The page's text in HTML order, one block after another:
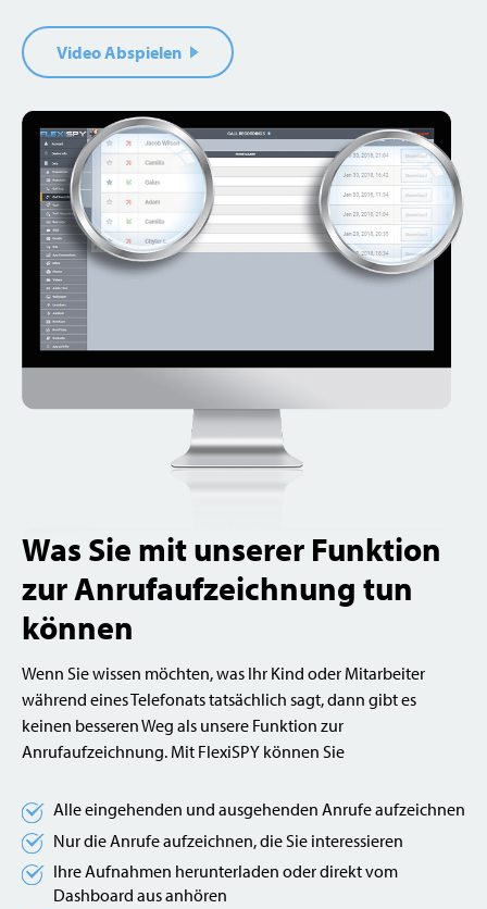
Video Abspielen
Was Sie mit unserer Funktion
zur Anrufaufzeichnung tun
können
Wenn Sie wissen möchten, was Ihr Kind oder Mitarbeiter
während eines Telefonats tatsächlich sagt, dann gibt es
keinen besseren Weg als unsere Funktion zur
Anrufaufzeichnung. Mit FlexiSPY können Sie
Alle eingehenden und ausgehenden Anrufe aufzeichnen
Nur die Anrufe aufzeichnen, die Sie interessieren
Ihre Aufnahmen herunterladen oder direkt vom
Dashboard aus anhören